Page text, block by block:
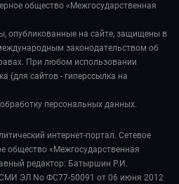
общество «Межгосударственная
опубликованные на сайте, защищены в
законодательством об
При любом использовании
(для сайтов - гиперссылка на
персональных данных.
интернет-портал. Сетевое
общество «Межгосударственная
редактор: Батыршин Р.И.
СМИ ЭЛ No ФС77-50091 от 06 июня 2012